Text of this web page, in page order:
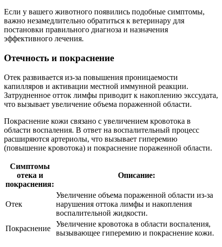
Если у вашего животного появились подобные симптомы,
важно незамедлительно обратиться к ветеринару для
постановки правильного диагноза и назначения
эффективного лечения.
Отечность и покраснение
Отек развивается из-за повышения проницаемости
капилляров и активации местной иммунной реакции.
Затрудненное отток лимфы приводит к накоплению экссудата,
что вызывает увеличение объема пораженной области.
Покраснение кожи связано с увеличением кровотока в
области воспаления. В ответ на воспалительный процесс
расширяются артериолы, что вызывает гиперемию
(повышение кровотока) и покраснение пораженной области.
Симптомы
отека и
покраснения:
Описание:
Отек
Увеличение объема пораженной области из-за
нарушения оттока лимфы и накопления
воспалительной жидкости.
Покраснение
Увеличение кровотока в области воспаления,
вызывающее гиперемию и покраснение кожи.